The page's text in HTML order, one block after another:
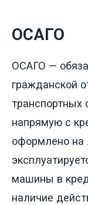
ОСАГО
ОСАГО —
гражданской
транспортных
напрямую с
оформлено на
машины в
наличие